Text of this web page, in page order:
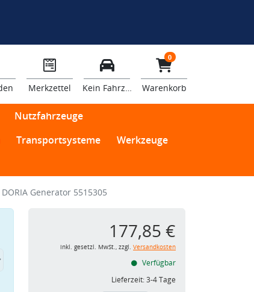
Merkzettel Kein Fahrzeug
0
Warenkorb
Nutzfahrzeuge
Transportsysteme
Werkzeuge
DORIA Generator 5515305
177,85 €
inkl. gesetzl. MwSt., zzgl. Versandkosten
Verfügbar
Lieferzeit:3-4 Tage